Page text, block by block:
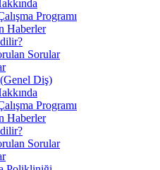
Programı
Haberler
Sorular
Diş)
Programı
Haberler
Sorular